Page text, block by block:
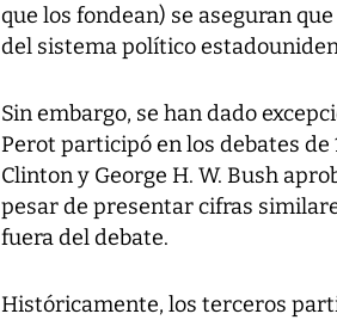
que los fondean) se aseguran
del sistema político
Sin embargo, se han dado
Perot participó en los debates
Clinton y George H. W. Bush
pesar de presentar cifras
fuera del debate.
Históricamente, los terceros